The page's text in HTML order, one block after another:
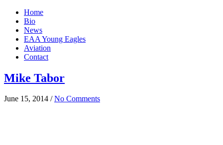
Home
Bio
News
EAA Young Eagles
Aviation
Contact
Mike Tabor
June 15, 2014 /No Comments